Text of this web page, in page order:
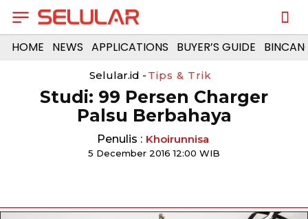
HOME NEWS APPLICATIONS BUYER’S GUIDE
Selular.id - Tips & Trik
Studi: 99 Persen Charger
Palsu Berbahaya
Penulis : Khoirunnisa
5 December 2016 12:00 WIB